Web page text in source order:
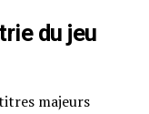
du jeu
majeurs